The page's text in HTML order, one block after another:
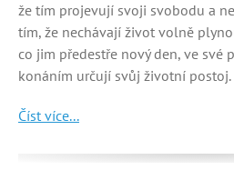
že tím projevují svoji svobodu a
tím, že nechávají život volně
co jim předestře nový den, ve své
konáním určují svůj životní postoj.
Číst více...